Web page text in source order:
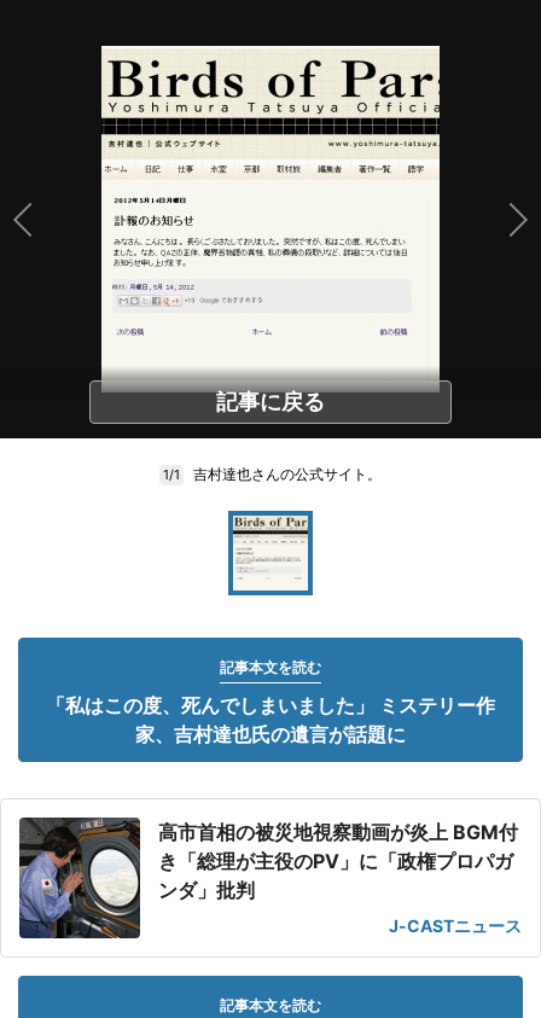
記事に戻る
1/1 吉村達也さんの公式サイト。
記事本文を読む
「私はこの度、死んでしまいました」 ミステリー作
家、吉村達也氏の遺言が話題に
高市首相の被災地視察動画が炎上 BGM付
き「総理が主役のPV」に「政権プロパガ
ンダ」批判
J-CASTニュース
記事本文を読む